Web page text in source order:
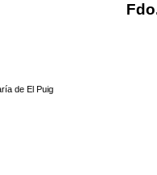
de El Puig